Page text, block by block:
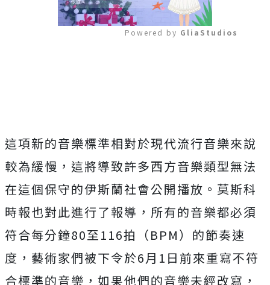
Powered by GliaStudios
這項新的音樂標準相對於現代流行音樂來說
較為緩慢，這將導致許多西方音樂類型無法
在這個保守的伊斯蘭社會公開播放。莫斯科
時報也對此進行了報導，所有的音樂都必須
符合每分鐘80至116拍（BPM）的節奏速
度，藝術家們被下令於6月1日前來重寫不符
合標準的音樂，如果他們的音樂未經改寫，